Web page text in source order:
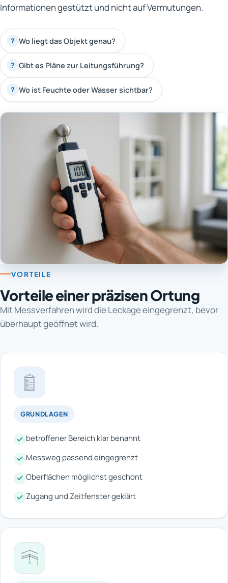
Informationen gestützt und nicht auf Vermutungen.
? Wo liegt das Objekt genau?
? Gibt es Pläne zur Leitungsführung?
? Wo ist Feuchte oder Wasser sichtbar?
VORTEILE
Vorteile einer präzisen Ortung
Mit Messverfahren wird die Leckage eingegrenzt, bevor
überhaupt geöffnet wird.
GRUNDLAGEN
betroffener Bereich klar benannt
Messweg passend eingegrenzt
Oberflächen möglichst geschont
Zugang und Zeitfenster geklärt